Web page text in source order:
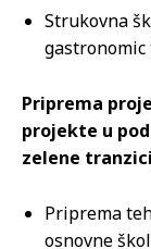
Strukovna
Priprema
projekte u
zelene
Priprema
osnovne